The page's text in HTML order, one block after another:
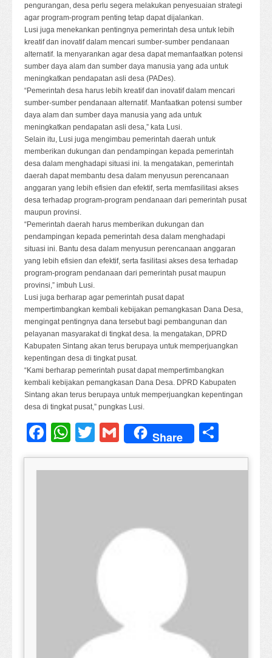
pengurangan, desa perlu segera melakukan penyesuaian strategi
agar program-program penting tetap dapat dijalankan.
Lusi juga menekankan pentingnya pemerintah desa untuk lebih
kreatif dan inovatif dalam mencari sumber-sumber pendanaan
alternatif. Ia menyarankan agar desa dapat memanfaatkan potensi
sumber daya alam dan sumber daya manusia yang ada untuk
meningkatkan pendapatan asli desa (PADes).
“Pemerintah desa harus lebih kreatif dan inovatif dalam mencari
sumber-sumber pendanaan alternatif. Manfaatkan potensi sumber
daya alam dan sumber daya manusia yang ada untuk
meningkatkan pendapatan asli desa,” kata Lusi.
Selain itu, Lusi juga mengimbau pemerintah daerah untuk
memberikan dukungan dan pendampingan kepada pemerintah
desa dalam menghadapi situasi ini. Ia mengatakan, pemerintah
daerah dapat membantu desa dalam menyusun perencanaan
anggaran yang lebih efisien dan efektif, serta memfasilitasi akses
desa terhadap program-program pendanaan dari pemerintah pusat
maupun provinsi.
“Pemerintah daerah harus memberikan dukungan dan
pendampingan kepada pemerintah desa dalam menghadapi
situasi ini. Bantu desa dalam menyusun perencanaan anggaran
yang lebih efisien dan efektif, serta fasilitasi akses desa terhadap
program-program pendanaan dari pemerintah pusat maupun
provinsi,” imbuh Lusi.
Lusi juga berharap agar pemerintah pusat dapat
mempertimbangkan kembali kebijakan pemangkasan Dana Desa,
mengingat pentingnya dana tersebut bagi pembangunan dan
pelayanan masyarakat di tingkat desa. Ia mengatakan, DPRD
Kabupaten Sintang akan terus berupaya untuk memperjuangkan
kepentingan desa di tingkat pusat.
“Kami berharap pemerintah pusat dapat mempertimbangkan
kembali kebijakan pemangkasan Dana Desa. DPRD Kabupaten
Sintang akan terus berupaya untuk memperjuangkan kepentingan
desa di tingkat pusat,” pungkas Lusi.
Facebook
WhatsApp
TwitterGmail
Share